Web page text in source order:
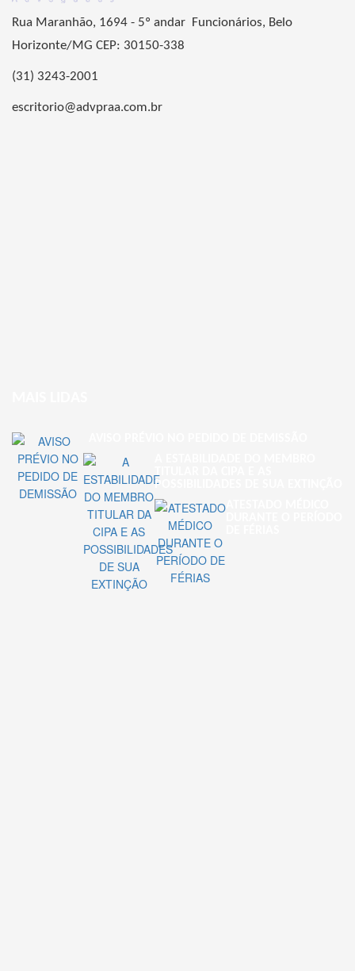
Rua Maranhão, 1694 - 5º andar Funcionários, Belo
Horizonte/MG CEP: 30150-338
(31) 3243-2001
escritorio@advpraa.com.br
POSSIBILIDADES DE SUA EXTINÇÃO